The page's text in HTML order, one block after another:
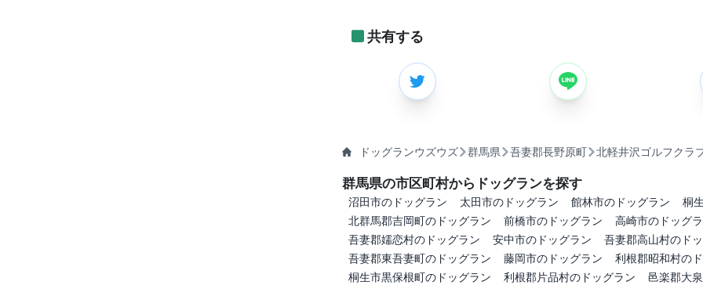
共有する
ドッグランウズウズ 群馬県 吾妻郡長野原町 北軽井沢ゴルフクラ
群馬県の市区町村からドッグランを探す
沼田市のドッグラン 太田市のドッグラン 館林市のドッグラン
桐
北群馬郡吉岡町のドッグラン
前橋市のドッグラン
高崎市のドッグ
吾妻郡嬬恋村のドッグラン
安中市のドッグラン
吾妻郡高山村のド
吾妻郡東吾妻町のドッグラン
藤岡市のドッグラン
利根郡昭和村の
桐生市黒保根町のドッグラン
利根郡片品村のドッグラン
邑楽郡大